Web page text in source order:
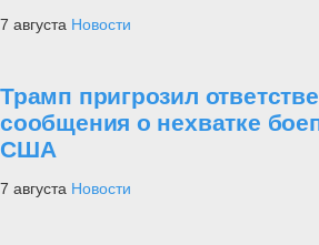
7 августа Новости
Трамп пригрозил
сообщения о нехватке
США
7 августа Новости